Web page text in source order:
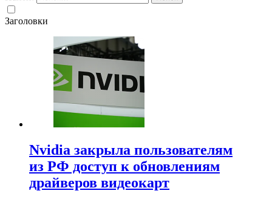
Заголовки
Nvidia закрыла пользователям
из РФ доступ к обновлениям
драйверов видеокарт